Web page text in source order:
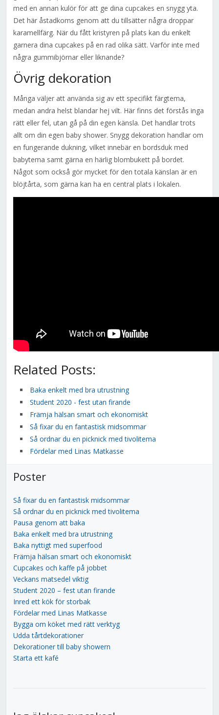
med en annan kulör för att ge dina cupcakes en snygg yta.
Det här åstadkoms genom att du tillsätter några droppar
karamellfärg. När du fått kristyren på plats kan du enkelt
garnera dina cupcakes på en rad olika sätt. Varför inte med
några gummibjörnar eller liknande?
Övrig dekoration
Många väljer att använda sig av ett specifikt färgtema,
medan andra helst blandar hej vilt. Här finns det förstås inga
rätt eller fel, utan gå på din egen känsla. Det handlar trots
allt om din egen baby shower. Snygg dekoration handlar om
en fungerande dukning, vilket innebär en bordsduk med
babytema samt gärna en härlig blombukett på bordet.
Något som också gör mycket för den totala känslan är en
blöjtårta, som gärna kan ha en central plats i lokalen.
Related Posts:
Baka enkelt med bra utrustning
Student 2020 - fest utan firande
Främja hälsan smart och ekonomiskt
Så fixar du en fantastisk midsommar
Så ordnar du en picknick med tivolitema
Fördelar med Linas Matkasse
Poster
Så fixar du en fantastisk midsommar
Så ordnar du en picknick med tivolitema
Pausa genom att baka
Baka enkelt med bra utrustning
Baka nyttigt med superfood
Främja hälsan smart och ekonomiskt
Cupcakes och kaffe på jobbet
Veckans matsedel viktig
Student 2020 – fest utan firande
Inred ett kök för storbak
Fördelar med Linas Matkasse
Bygga om köket med rätt verktyg
Udda tårtdekorationer
Dekorationer till baby showern
Starta ett kafé